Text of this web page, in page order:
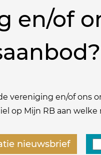
en/of
vereniging en/of ons
op Mijn RB aan
nieuwsbrief